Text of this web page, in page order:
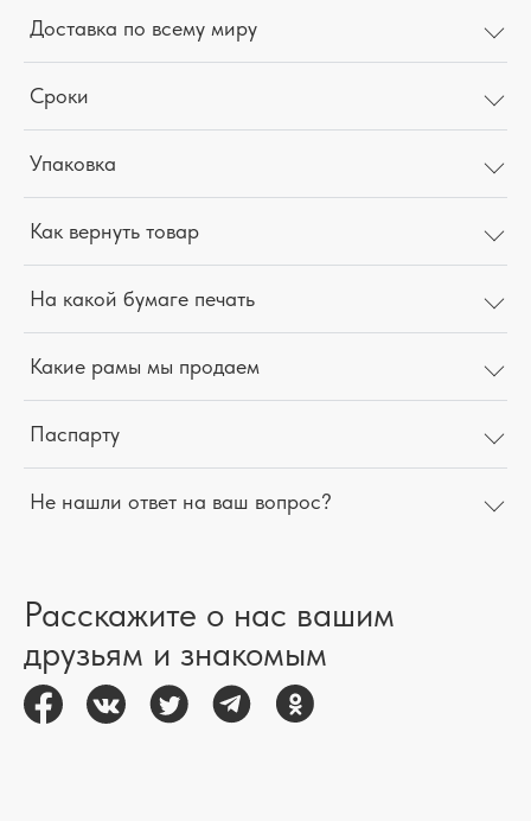
Доставка по всему миру
Сроки
Упаковка
Как вернуть товар
На какой бумаге печать
Какие рамы мы продаем
Паспарту
Не нашли ответ на ваш вопрос?
Расскажите о нас вашим
друзьям и знакомым